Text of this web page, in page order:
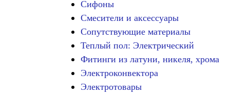
Сифоны
Смесители и аксессуары
Сопутствующие материалы
Теплый пол: Электрический
Фитинги из латуни, никеля, хрома
Электроконвектора
Электротовары